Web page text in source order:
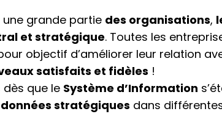
une grande partie des organisations,
et stratégique. Toutes les
objectif d’améliorer leur relation
satisfaits et fidèles !
dès que le Système d’Information
stratégiques dans